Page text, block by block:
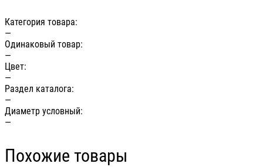
Категория товара:
—
Одинаковый товар:
—
Цвет:
—
Раздел каталога:
—
Диаметр условный:
—
Похожие товары